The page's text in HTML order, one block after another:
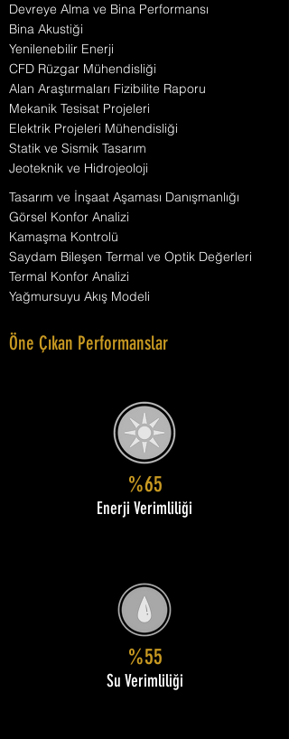
Devreye Alma ve Bina Performansı
Bina Akustiği
Yenilenebilir Enerji
CFD Rüzgar Mühendisliği
Alan Araştırmaları Fizibilite Raporu
Mekanik Tesisat Projeleri
Elektrik Projeleri Mühendisliği
Statik ve Sismik Tasarım
Jeoteknik ve Hidrojeoloji
Tasarım ve İnşaat Aşaması Danışmanlığı
Görsel Konfor Analizi
Kamaşma Kontrolü
Saydam Bileşen Termal ve Optik Değerleri
Termal Konfor Analizi
Yağmursuyu Akış Modeli
Öne Çıkan Performanslar
%65
Enerji Verimliliği
%55
Su Verimliliği